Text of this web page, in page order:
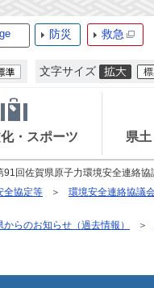
防災 救急
文字サイズ
・スポーツ 県
91回佐賀県原子力環境安全連絡
全協定等
環境安全連絡協議
からのお知らせ（過去情報）